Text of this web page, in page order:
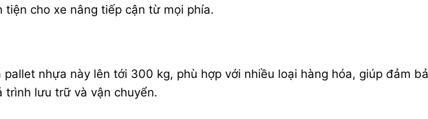
tiện cho xe nâng tiếp cận từ mọi phía​.
pallet nhựa này lên tới 300 kg, phù hợp với nhiều loại hàng hóa, giúp đảm
trình lưu trữ và vận chuyển​.